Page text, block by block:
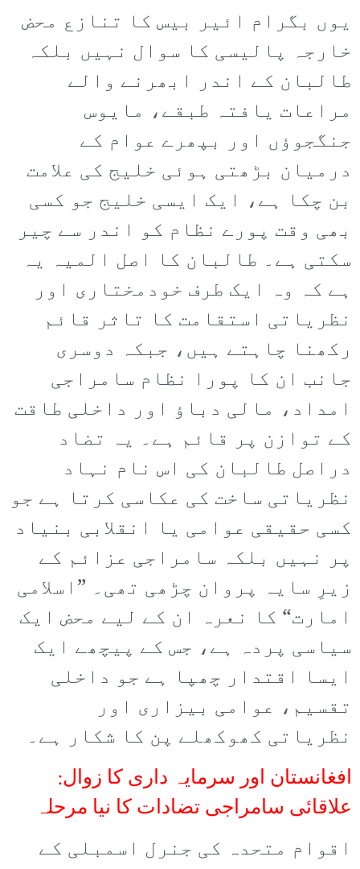
یوں بگرام ائیر بیس کا تنازع محض
خارجہ پالیسی کا سوال نہیں بلکہ
طالبان کے اندر ابھرنے والے
مراعات یافتہ طبقے، مایوس
جنگجوؤں اور بپھرے عوام کے
درمیان بڑھتی ہوئی خلیج کی علامت
بن چکا ہے، ایک ایسی خلیج جو کسی
بھی وقت پورے نظام کو اندر سے چیر
سکتی ہے۔ طالبان کا اصل المیہ یہ
ہے کہ وہ ایک طرف خودمختاری اور
نظریاتی استقامت کا تاثر قائم
رکھنا چاہتے ہیں، جبکہ دوسری
جانب ان کا پورا نظام سامراجی
امداد، مالی دباؤ اور داخلی طاقت
کے توازن پر قائم ہے۔ یہ تضاد
دراصل طالبان کی اس نام نہاد
نظریاتی ساخت کی عکاسی کرتا ہے جو
کسی حقیقی عوامی یا انقلابی بنیاد
پر نہیں بلکہ سامراجی عزائم کے
زیرِ سایہ پروان چڑھی تھی۔ ”اسلامی
امارت“ کا نعرہ ان کے لیے محض ایک
سیاسی پردہ ہے، جس کے پیچھے ایک
ایسا اقتدار چھپا ہے جو داخلی
تقسیم، عوامی بیزاری اور
نظریاتی کھوکھلے پن کا شکار ہے۔
افغانستان اور سرمایہ داری کا زوال:
علاقائی سامراجی تضادات کا نیا مرحلہ
اقوام متحدہ کی جنرل اسمبلی کے